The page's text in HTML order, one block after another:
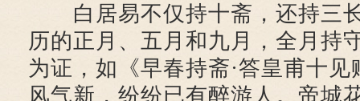
白居易不仅持十斋，还持三
历的正月、五月和九月，全月持
为证，如《早春持斋·答皇甫十
风气新，纷纷已有醉游人。帝城